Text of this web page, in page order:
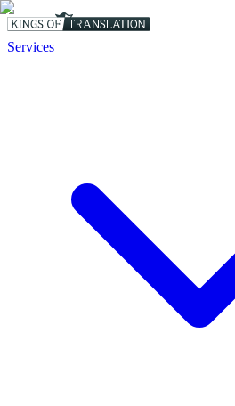
Services